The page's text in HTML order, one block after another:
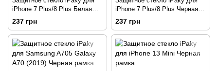
iPhone 7 Plus/8 Plus Белая
рамка
237 грн
iPhone 7 Plus/8 Plus Черная
рамка
237 грн